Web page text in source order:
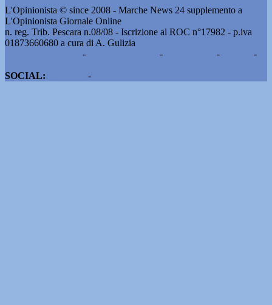
L'Opinionista © since 2008 - Marche News 24 supplemento a
L'Opinionista Giornale Online
n. reg. Trib. Pescara n.08/08 - Iscrizione al ROC n°17982 - p.iva
01873660680 a cura di A. Gulizia
- - -
-
SOCIAL:
-